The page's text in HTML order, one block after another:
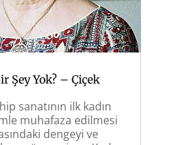
Şey Yok? – Çiçek
sanatının ilk kadın
muhafaza edilmesi
dengeyi ve